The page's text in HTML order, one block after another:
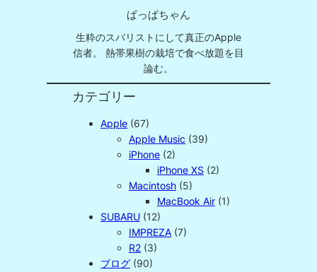
ぱっぱちゃん
生粋のスバリストにして真正のApple
信者。 熱帯果樹の栽培で食べ放題を目
論む。
カテゴリー
Apple (67)
Apple Music (39)
iPhone (2)
iPhone XS (2)
Macintosh (5)
MacBook Air (1)
SUBARU (12)
IMPREZA (7)
R2 (3)
ブログ (90)